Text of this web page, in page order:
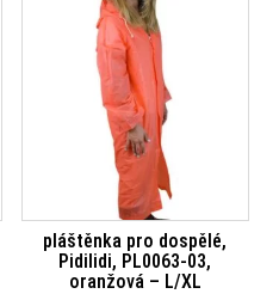
pláštěnka pro dospělé,
Pidilidi, PL0063-03,
oranžová – L/XL